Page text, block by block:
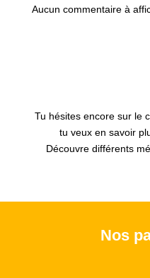
Aucun commentaire à
Tu hésites encore sur le
tu veux en savoir
Découvre différents
Nos